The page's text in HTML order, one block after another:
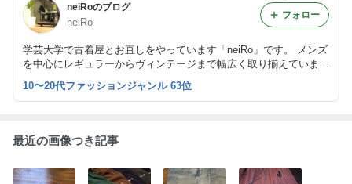
neiRoのブログ
neiRo
学芸大学で古着屋とお直しをやっています「neiRo」です。 メンズ
を中心にレギュラーからヴィンテージまで幅広く取り揃えていま
ろしくお願いします。
フォロー
10〜20代ファッションジャンル 63位
最近の画像つき記事